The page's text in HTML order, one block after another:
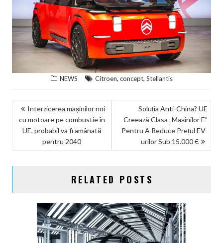
NEWS Citroen, concept, Stellantis
NAVIGARE
ÎN
ARTICOLE
Interzicerea mașinilor noi
cu motoare pe combustie în
UE, probabil va fi amânată
pentru 2040
Soluția Anti-China? UE
Creează Clasa „Mașinilor E”
Pentru A Reduce Prețul EV-
urilor Sub 15.000 €
RELATED POSTS